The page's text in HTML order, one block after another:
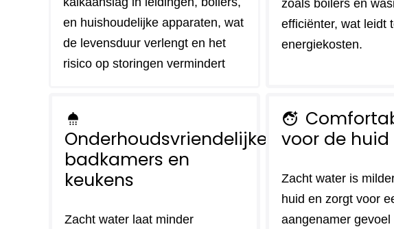
en huishoudelijke apparaten, wat
de levensduur verlengt en het
risico op storingen vermindert
zoals boilers en
efficiënter, wat leidt
energiekosten.
shower
Onderhoudsvriendelijke
badkamers en
keukens
Zacht water laat minder
face_retouching_natural
voor de huid
Zacht water is
huid en zorgt voor
aangenamer gevoel